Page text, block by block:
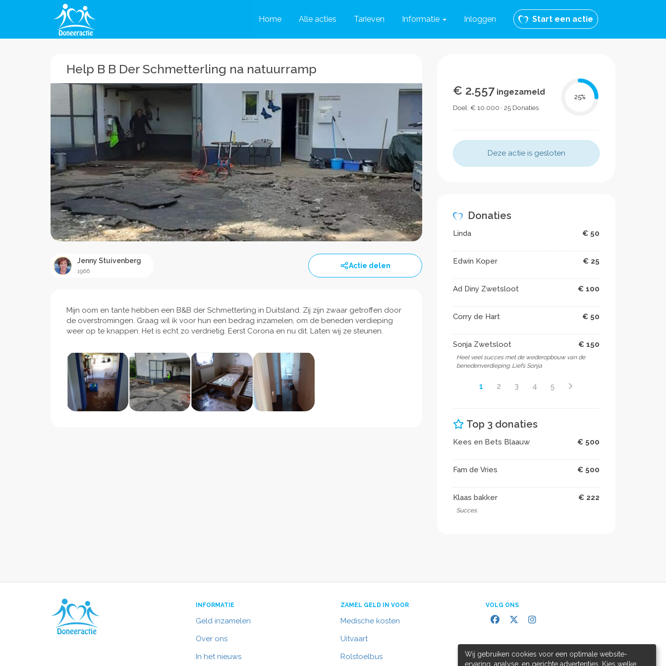
Home Alle acties Tarieven Informatie Inloggen Start een actie
Help B B Der Schmetterling na natuurramp
Jenny Stuivenberg
1966
Actie delen
Mijn oom en tante hebben een B&B der Schmetterling in Duitsland. Zij zijn zwaar getroffen door
de overstromingen. Graag wil ik voor hun een bedrag inzamelen, om de beneden verdieping
weer op te knappen. Het is echt zo verdrietig. Eerst Corona en nu dit. Laten wij ze steunen.
€ 2.557 ingezameld
Doel: € 10.000 · 25 Donaties
25%
Deze actie is gesloten
Donaties
Linda € 50
Edwin Koper € 25
Ad Diny Zwetsloot € 100
Corry de Hart € 50
Sonja Zwetsloot € 150
Heel veel succes met de wederopbouw van de
benedenverdieping. Liefs Sonja
1 2 3 4 5
Top 3 donaties
Kees en Bets Blaauw € 500
Fam de Vries € 500
Klaas bakker € 222
Succes.
INFORMATIE
Geld inzamelen
Over ons
In het nieuws
ZAMEL GELD IN VOOR
Medische kosten
Uitvaart
Rolstoelbus
VOLG ONS
Wij gebruiken cookies voor een optimale website-
ervaring, analyse, en gerichte advertenties. Kies welke